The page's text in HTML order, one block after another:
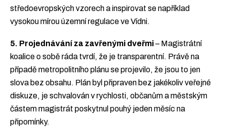
středoevropských vzorech a inspirovat se například
vysokou mírou územní regulace ve Vídni.
5. Projednávání za zavřenými dveřmi– Magistrátní
koalice o sobě ráda tvrdí, že je transparentní. Právě na
případě metropolitního plánu se projevilo, že jsou to jen
slova bez obsahu. Plán byl připraven bez jakékoliv veřejné
diskuze, je schvalován v rychlosti, občanům a městským
částem magistrát poskytnul pouhý jeden měsíc na
připomínky.